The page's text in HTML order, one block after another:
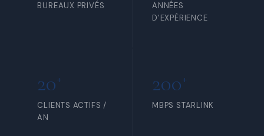
BUREAUX PRIVÉS
ANNÉES
D'EXPÉRIENCE
20+
CLIENTS ACTIFS /
AN
200+
MBPS STARLINK